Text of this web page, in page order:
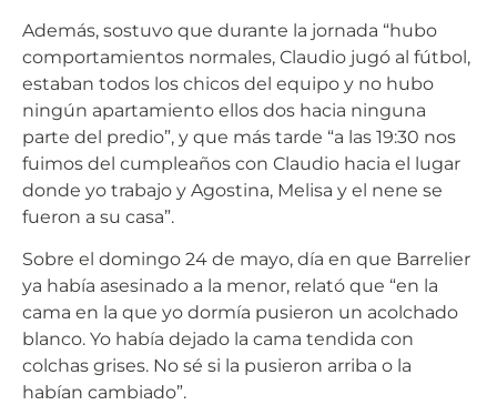
Además, sostuvo que durante la jornada “hubo
comportamientos normales, Claudio jugó al fútbol,
estaban todos los chicos del equipo y no hubo
ningún apartamiento ellos dos hacia ninguna
parte del predio”, y que más tarde “a las 19:30 nos
fuimos del cumpleaños con Claudio hacia el lugar
donde yo trabajo y Agostina, Melisa y el nene se
fueron a su casa”.
Sobre el domingo 24 de mayo, día en que Barrelier
ya había asesinado a la menor, relató que “en la
cama en la que yo dormía pusieron un acolchado
blanco. Yo había dejado la cama tendida con
colchas grises. No sé si la pusieron arriba o la
habían cambiado”.